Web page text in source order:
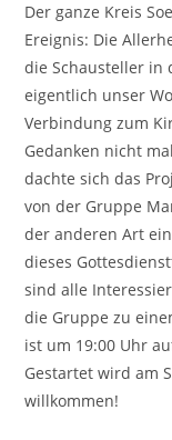
Der ganze Kreis
Ereignis: Die
die Schausteller in
eigentlich unser
Verbindung zum
Gedanken nicht
dachte sich das
von der Gruppe
der anderen Art
dieses
sind alle
die Gruppe zu
ist um 19:00 Uhr
Gestartet wird am
willkommen!